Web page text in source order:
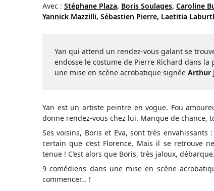
Avec : Stéphane Plaza, Boris Soulages, Caroline
Yannick Mazzilli, Sébastien Pierre, Laetitia
Yan qui attend un rendez-vous galant se
endosse le costume de Pierre Richard dans
une mise en scène acrobatique signée Arthur
Yan est un artiste peintre en vogue. Fou
donne rendez-vous chez lui. Manque de chance,
Ses voisins, Boris et Eva, sont très envahissants
certain que c’est Florence. Mais il se retrouve
tenue ! C’est alors que Boris, très jaloux,
9 comédiens dans une mise en scène
commencer… !